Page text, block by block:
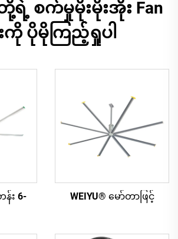
ရဲ့ စက်မှုမိုးမိုးအိုး Fan
းကို ပိုမိုကြည့်ရှုပါ
း 6-
WEIYU® မော်တာဖြင့်